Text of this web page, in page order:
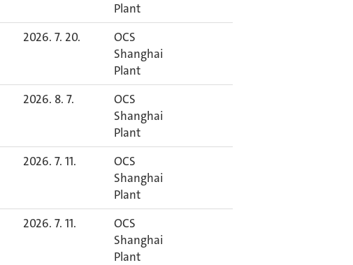
Plant
2026. 7. 20.
OCS
Shanghai
Plant
2026. 8. 7.
OCS
Shanghai
Plant
2026. 7. 11.
OCS
Shanghai
Plant
2026. 7. 11.
OCS
Shanghai
Plant